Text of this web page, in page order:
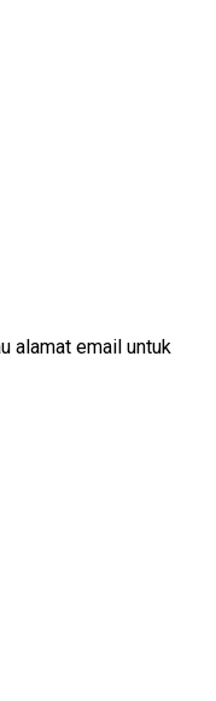
alamat email untuk